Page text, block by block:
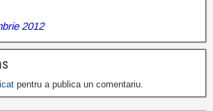
2012
pentru a publica un comentariu.